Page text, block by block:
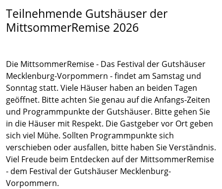
Teilnehmende Gutshäuser der
MittsommerRemise 2026
Die MittsommerRemise - Das Festival der Gutshäuser
Mecklenburg-Vorpommern - findet am Samstag und
Sonntag statt. Viele Häuser haben an beiden Tagen
geöffnet. Bitte achten Sie genau auf die Anfangs-Zeiten
und Programmpunkte der Gutshäuser. Bitte gehen Sie
in die Häuser mit Respekt. Die Gastgeber vor Ort geben
sich viel Mühe. Sollten Programmpunkte sich
verschieben oder ausfallen, bitte haben Sie Verständnis.
Viel Freude beim Entdecken auf der MittsommerRemise
- dem Festival der Gutshäuser Mecklenburg-
Vorpommern.